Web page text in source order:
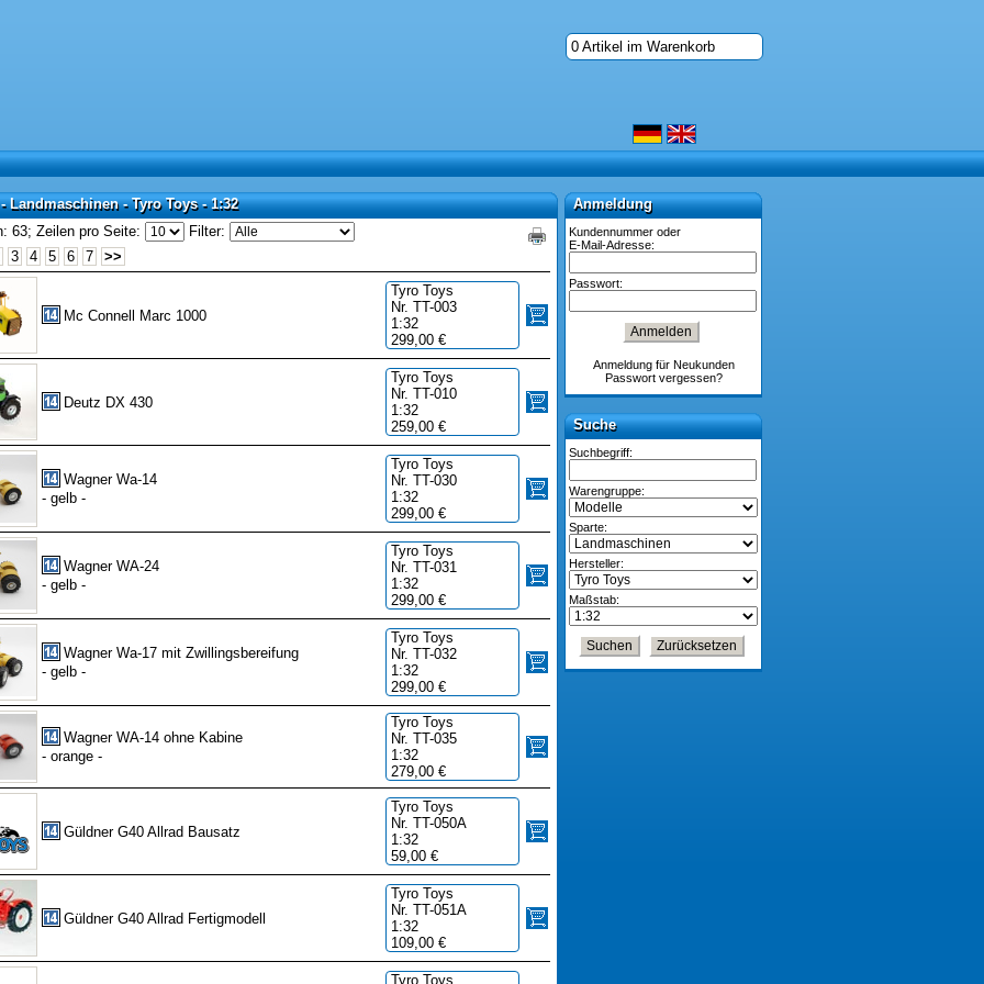
0 Artikel im Warenkorb
Anmeldung
Anmeldung
Kundennummer oder
E-Mail-Adresse:
Passwort:
Anmeldung für Neukunden
Passwort vergessen?
Suche
Suche
Suchbegriff:
Warengruppe:
Sparte:
Hersteller:
Maßstab:
Landmaschinen - Tyro Toys - 1:32
Landmaschinen - Tyro Toys - 1:32
63; Zeilen pro Seite:
Filter:
3 4 5 6 7 >>
Mc Connell Marc 1000
Tyro Toys
Nr. TT-003
1:32
299,00 €
Deutz DX 430
Tyro Toys
Nr. TT-010
1:32
259,00 €
Wagner Wa-14
- gelb -
Tyro Toys
Nr. TT-030
1:32
299,00 €
Wagner WA-24
- gelb -
Tyro Toys
Nr. TT-031
1:32
299,00 €
Wagner Wa-17 mit Zwillingsbereifung
- gelb -
Tyro Toys
Nr. TT-032
1:32
299,00 €
Wagner WA-14 ohne Kabine
- orange -
Tyro Toys
Nr. TT-035
1:32
279,00 €
Güldner G40 Allrad Bausatz
Tyro Toys
Nr. TT-050A
1:32
59,00 €
Güldner G40 Allrad Fertigmodell
Tyro Toys
Nr. TT-051A
1:32
109,00 €
Tyro Toys